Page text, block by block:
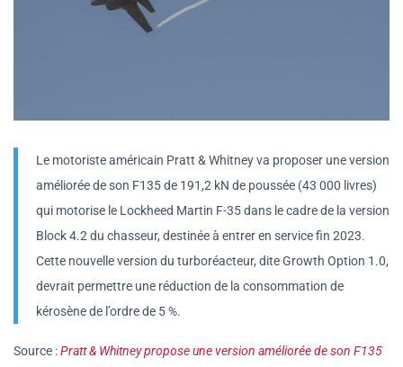
Le motoriste américain Pratt & Whitney va proposer une version
améliorée de son F135 de 191,2 kN de poussée (43 000 livres)
qui motorise le Lockheed Martin F-35 dans le cadre de la version
Block 4.2 du chasseur, destinée à entrer en service fin 2023.
Cette nouvelle version du turboréacteur, dite Growth Option 1.0,
devrait permettre une réduction de la consommation de
kérosène de l’ordre de 5 %.
Source :Pratt & Whitney propose une version améliorée de son F135